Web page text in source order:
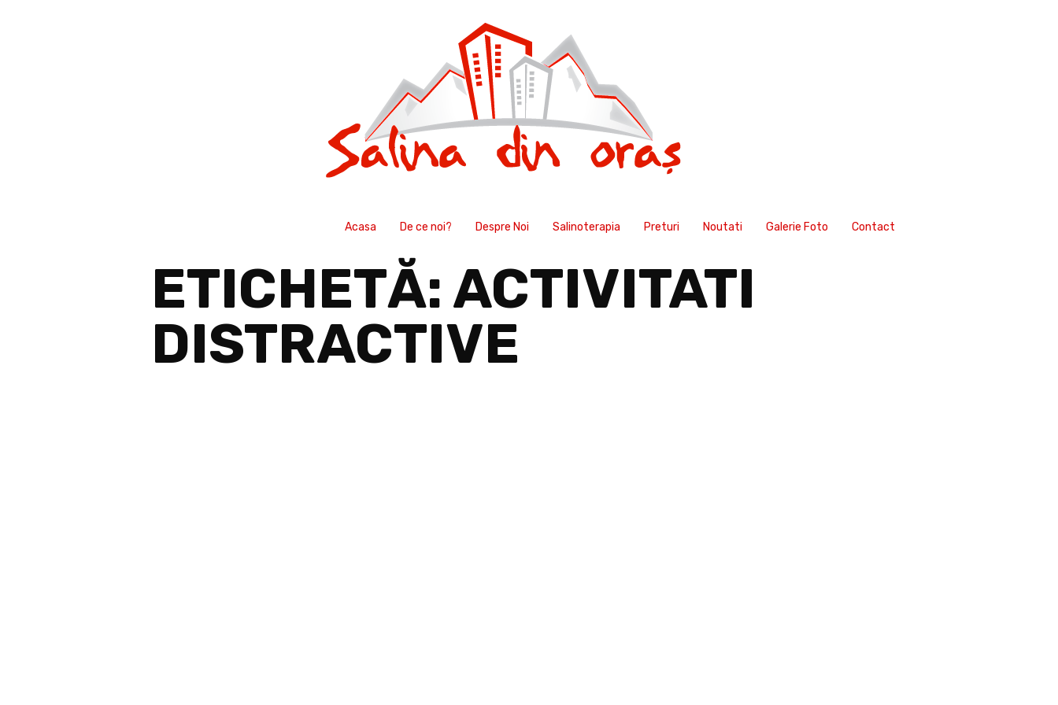
Acasa De ce noi? Despre Noi Salinoterapia Preturi Noutati Galerie Foto Contact
ETICHETĂ: ACTIVITATI
DISTRACTIVE